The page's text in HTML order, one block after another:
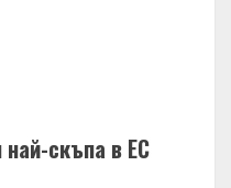
скъпа в ЕС